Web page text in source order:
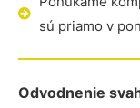
sú priamo v
Odvodnenie